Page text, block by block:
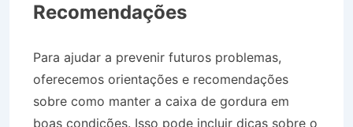
Recomendações
Para ajudar a prevenir futuros problemas,
oferecemos orientações e recomendações
sobre como manter a caixa de gordura em
boas condições. Isso pode incluir dicas sobre o